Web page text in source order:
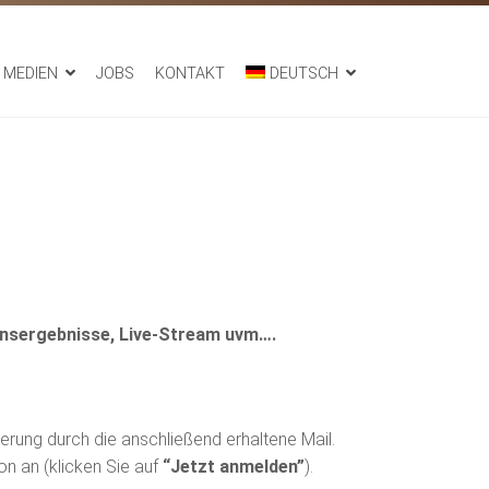
MEDIEN JOBS KONTAKT DEUTSCH
Live-Stream uvm….
durch die anschließend erhaltene Mail.
an (klicken Sie auf “Jetzt anmelden”).